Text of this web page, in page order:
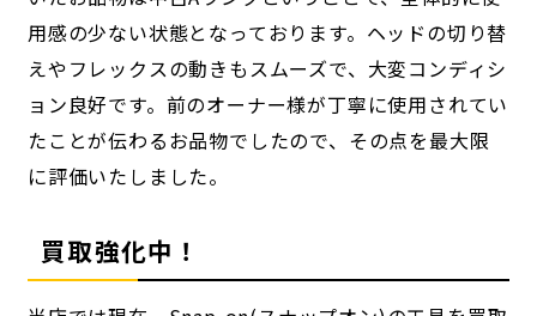
用感の少ない状態となっております。ヘッドの切り替
えやフレックスの動きもスムーズで、大変コンディシ
ョン良好です。前のオーナー様が丁寧に使用されてい
たことが伝わるお品物でしたので、その点を最大限
に評価いたしました。
買取強化中！